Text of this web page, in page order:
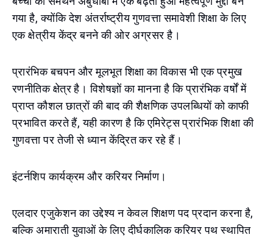
गया है, क्योंकि देश अंतर्राष्ट्रीय गुणवत्ता समावेशी शिक्षा के लिए
एक क्षेत्रीय केंद्र बनने की ओर अग्रसर है।
प्रारंभिक बचपन और मूलभूत शिक्षा का विकास भी एक प्रमुख
रणनीतिक क्षेत्र है। विशेषज्ञों का मानना है कि प्रारंभिक वर्षों में
प्राप्त कौशल छात्रों की बाद की शैक्षणिक उपलब्धियों को काफी
प्रभावित करते हैं, यही कारण है कि एमिरेट्स प्रारंभिक शिक्षा की
गुणवत्ता पर तेजी से ध्यान केंद्रित कर रहे हैं।
इंटर्नशिप कार्यक्रम और करियर निर्माण।
एलदार एजुकेशन का उद्देश्य न केवल शिक्षण पद प्रदान करना है,
बल्कि अमाराती युवाओं के लिए दीर्घकालिक करियर पथ स्थापित